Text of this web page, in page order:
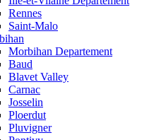
Rennes
Saint-Malo
Morbihan Departement
Baud
Blavet Valley
Carnac
Josselin
Ploerdut
Pluvigner